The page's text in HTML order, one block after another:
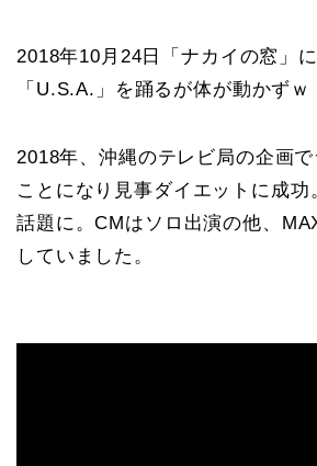
2018年10月24日「ナカイの窓」に
「U.S.A.」を踊るが体が動かずｗ
2018年、沖縄のテレビ局の企画
ことになり見事ダイエットに成功
話題に。CMはソロ出演の他、
していました。